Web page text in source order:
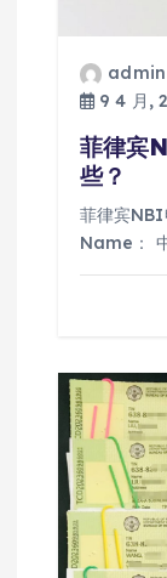
admin
9 4 月,
菲律宾
些？
菲律宾NBI
Name：